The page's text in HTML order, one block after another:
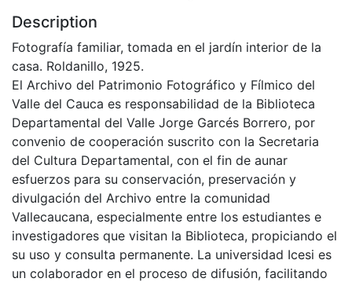
Description
Fotografía familiar, tomada en el jardín interior de la
casa. Roldanillo, 1925.
El Archivo del Patrimonio Fotográfico y Fílmico del
Valle del Cauca es responsabilidad de la Biblioteca
Departamental del Valle Jorge Garcés Borrero, por
convenio de cooperación suscrito con la Secretaria
del Cultura Departamental, con el fin de aunar
esfuerzos para su conservación, preservación y
divulgación del Archivo entre la comunidad
Vallecaucana, especialmente entre los estudiantes e
investigadores que visitan la Biblioteca, propiciando el
su uso y consulta permanente. La universidad Icesi es
un colaborador en el proceso de difusión, facilitando